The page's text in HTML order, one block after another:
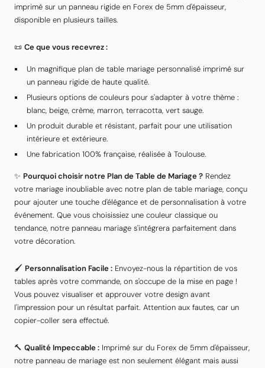
imprimé sur un panneau rigide en Forex de 5mm d'épaisseur,
disponible en plusieurs tailles.
📜 Ce que vous recevrez :
Un magnifique plan de table mariage personnalisé imprimé sur
un panneau rigide de haute qualité.
Plusieurs options de couleurs pour s'adapter à votre thème :
blanc, beige, crème, marron, terracotta, vert sauge.
Un produit durable et résistant, parfait pour une utilisation
intérieure et extérieure.
Une fabrication 100% française, réalisée à Toulouse.
✨ Pourquoi choisir notre Plan de Table de Mariage ? Rendez
votre mariage inoubliable avec notre plan de table mariage, conçu
pour ajouter une touche d'élégance et de personnalisation à votre
événement. Que vous choisissiez une couleur classique ou
tendance, notre panneau mariage s'intégrera parfaitement dans
votre décoration.
🖌️ Personnalisation Facile : Envoyez-nous la répartition de vos
tables après votre commande, on s'occupe de la mise en page !
Vous pouvez visualiser et approuver votre design avant
l'impression pour un résultat parfait. Attention aux fautes, car un
copier-coller sera effectué.
🔨 Qualité Impeccable : Imprimé sur du Forex de 5mm d'épaisseur,
notre panneau de mariage est non seulement élégant mais aussi